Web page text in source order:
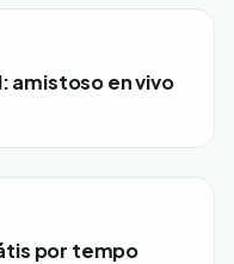
amistoso en vivo
por tempo